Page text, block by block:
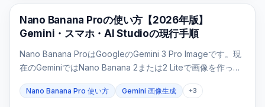
AI 画像生成
Nano Banana Proの使い方【2026年版】
Gemini・スマホ・AI Studioの現行手順
Nano Banana ProはGoogleのGemini 3 Pro Imageです。現
在のGeminiではNano Banana 2または2 Liteで画像を作った
直接指定する入口はAI Studio/APIです。
Nano Banana Pro 使い方 Gemini 画像生成 +3